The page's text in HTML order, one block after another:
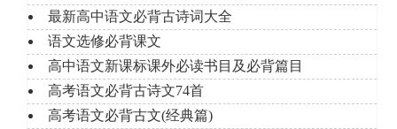
最新高中语文必背古诗词大全
语文选修必背课文
高中语文新课标课外必读书目及必背篇目
高考语文必背古诗文74首
高考语文必背古文(经典篇)